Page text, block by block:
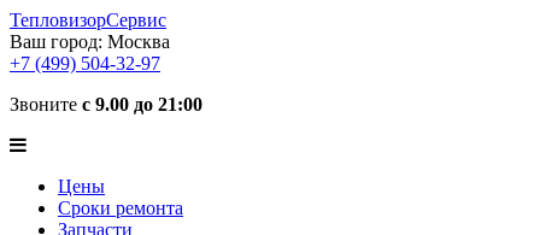
ТепловизорСервис
Ваш город: Москва
+7 (499) 504-32-97
Звоните с 9.00 до 21:00
Цены
Сроки ремонта
Запчасти